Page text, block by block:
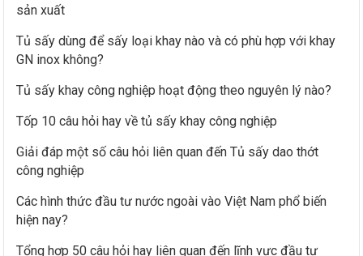
sản xuất
Tủ sấy dùng để sấy loại khay nào và có phù hợp với khay
GN inox không?
Tủ sấy khay công nghiệp hoạt động theo nguyên lý nào?
Tốp 10 câu hỏi hay về tủ sấy khay công nghiệp
Giải đáp một số câu hỏi liên quan đến Tủ sấy dao thớt
công nghiệp
Các hình thức đầu tư nước ngoài vào Việt Nam phổ biến
hiện nay?
Tổng hợp 50 câu hỏi hay liên quan đến lĩnh vực đầu tư